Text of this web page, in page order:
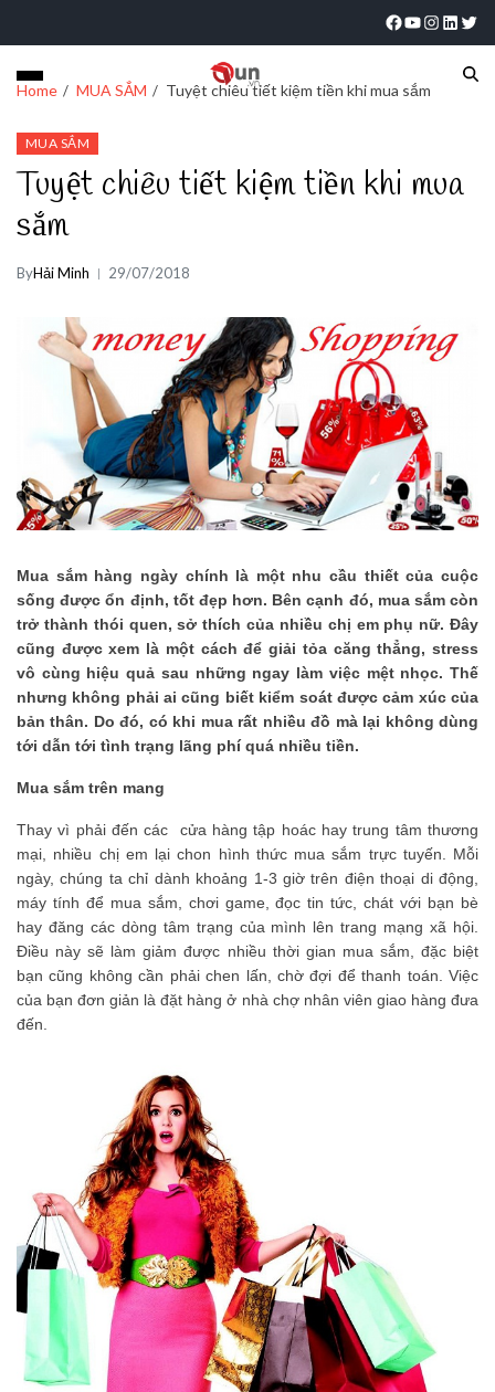
Home MUA SẮM Tuyệt chiêu tiết kiệm tiền khi mua sắm
MUA SẮM
Tuyệt chiêu tiết kiệm tiền khi mua
sắm
ByHải Minh 29/07/2018
Mua sắm hàng ngày chính là một nhu cầu thiết của cuộc
sống được ổn định, tốt đẹp hơn. Bên cạnh đó, mua sắm còn
trở thành thói quen, sở thích của nhiều chị em phụ nữ. Đây
cũng được xem là một cách để giải tỏa căng thẳng, stress
vô cùng hiệu quả sau những ngay làm việc mệt nhọc. Thế
nhưng không phải ai cũng biết kiểm soát được cảm xúc của
bản thân. Do đó, có khi mua rất nhiều đồ mà lại không dùng
tới dẫn tới tình trạng lãng phí quá nhiều tiền.
Mua sắm trên mang
Thay vì phải đến các cửa hàng tập hoác hay trung tâm thương
mại, nhiều chị em lại chon hình thức mua sắm trực tuyến. Mỗi
ngày, chúng ta chỉ dành khoảng 1-3 giờ trên điện thoại di động,
máy tính để mua sắm, chơi game, đọc tin tức, chát với bạn bè
hay đăng các dòng tâm trạng của mình lên trang mạng xã hội.
Điều này sẽ làm giảm được nhiều thời gian mua sắm, đặc biệt
bạn cũng không cần phải chen lấn, chờ đợi để thanh toán. Việc
của bạn đơn giản là đặt hàng ở nhà chợ nhân viên giao hàng đưa
đến.